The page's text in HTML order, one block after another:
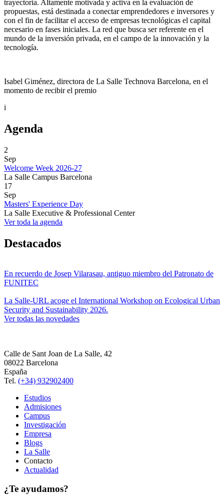
trayectoria. Altamente motivada y activa en la evaluación de
propuestas, está destinada a conectar emprendedores e inversores y
con el fin de facilitar el acceso de empresas tecnológicas el capital
necesario en fases iniciales. La red que busca ser referente en el
mundo de la inversión privada, en el campo de la innovación y la
tecnología.
Isabel Giménez, directora de La Salle Technova Barcelona, en el
momento de recibir el premio
i
Agenda
2
Sep
Welcome Week 2026-27
La Salle Campus Barcelona
17
Sep
Masters' Experience Day
La Salle Executive & Professional Center
Ver toda la agenda
Destacados
En recuerdo de Josep Vilarasau, antiguo miembro del Patronato de
FUNITEC
La Salle-URL acoge el International Workshop on Ecological Urban
Security and Sustainability 2026.
Ver todas las novedades
Calle de Sant Joan de La Salle, 42
08022 Barcelona
España
Tel. (+34) 932902400
Estudios
Admisiones
Campus
Investigación
Empresa
Blogs
La Salle
Contacto
Actualidad
¿Te ayudamos?